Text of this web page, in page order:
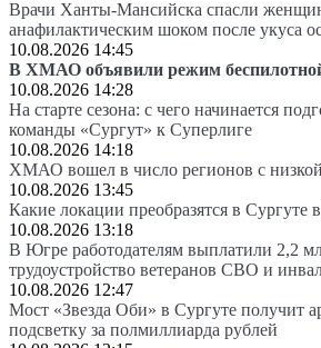
Врачи Ханты-Мансийска спасли
анафилактическим шоком после укуса
10.08.2026 14:45
В ХМАО объявили режим
10.08.2026 14:28
На старте сезона: с чего начинается
команды «Сургут» к Суперлиге
10.08.2026 14:18
ХМАО вошел в число регионов с
10.08.2026 13:45
Какие локации преобразятся в Сургуте
10.08.2026 13:18
В Югре работодателям выплатили 2,2
трудоустройство ветеранов СВО и
10.08.2026 12:47
Мост «Звезда Оби» в Сургуте получит
подсветку за полмиллиарда рублей